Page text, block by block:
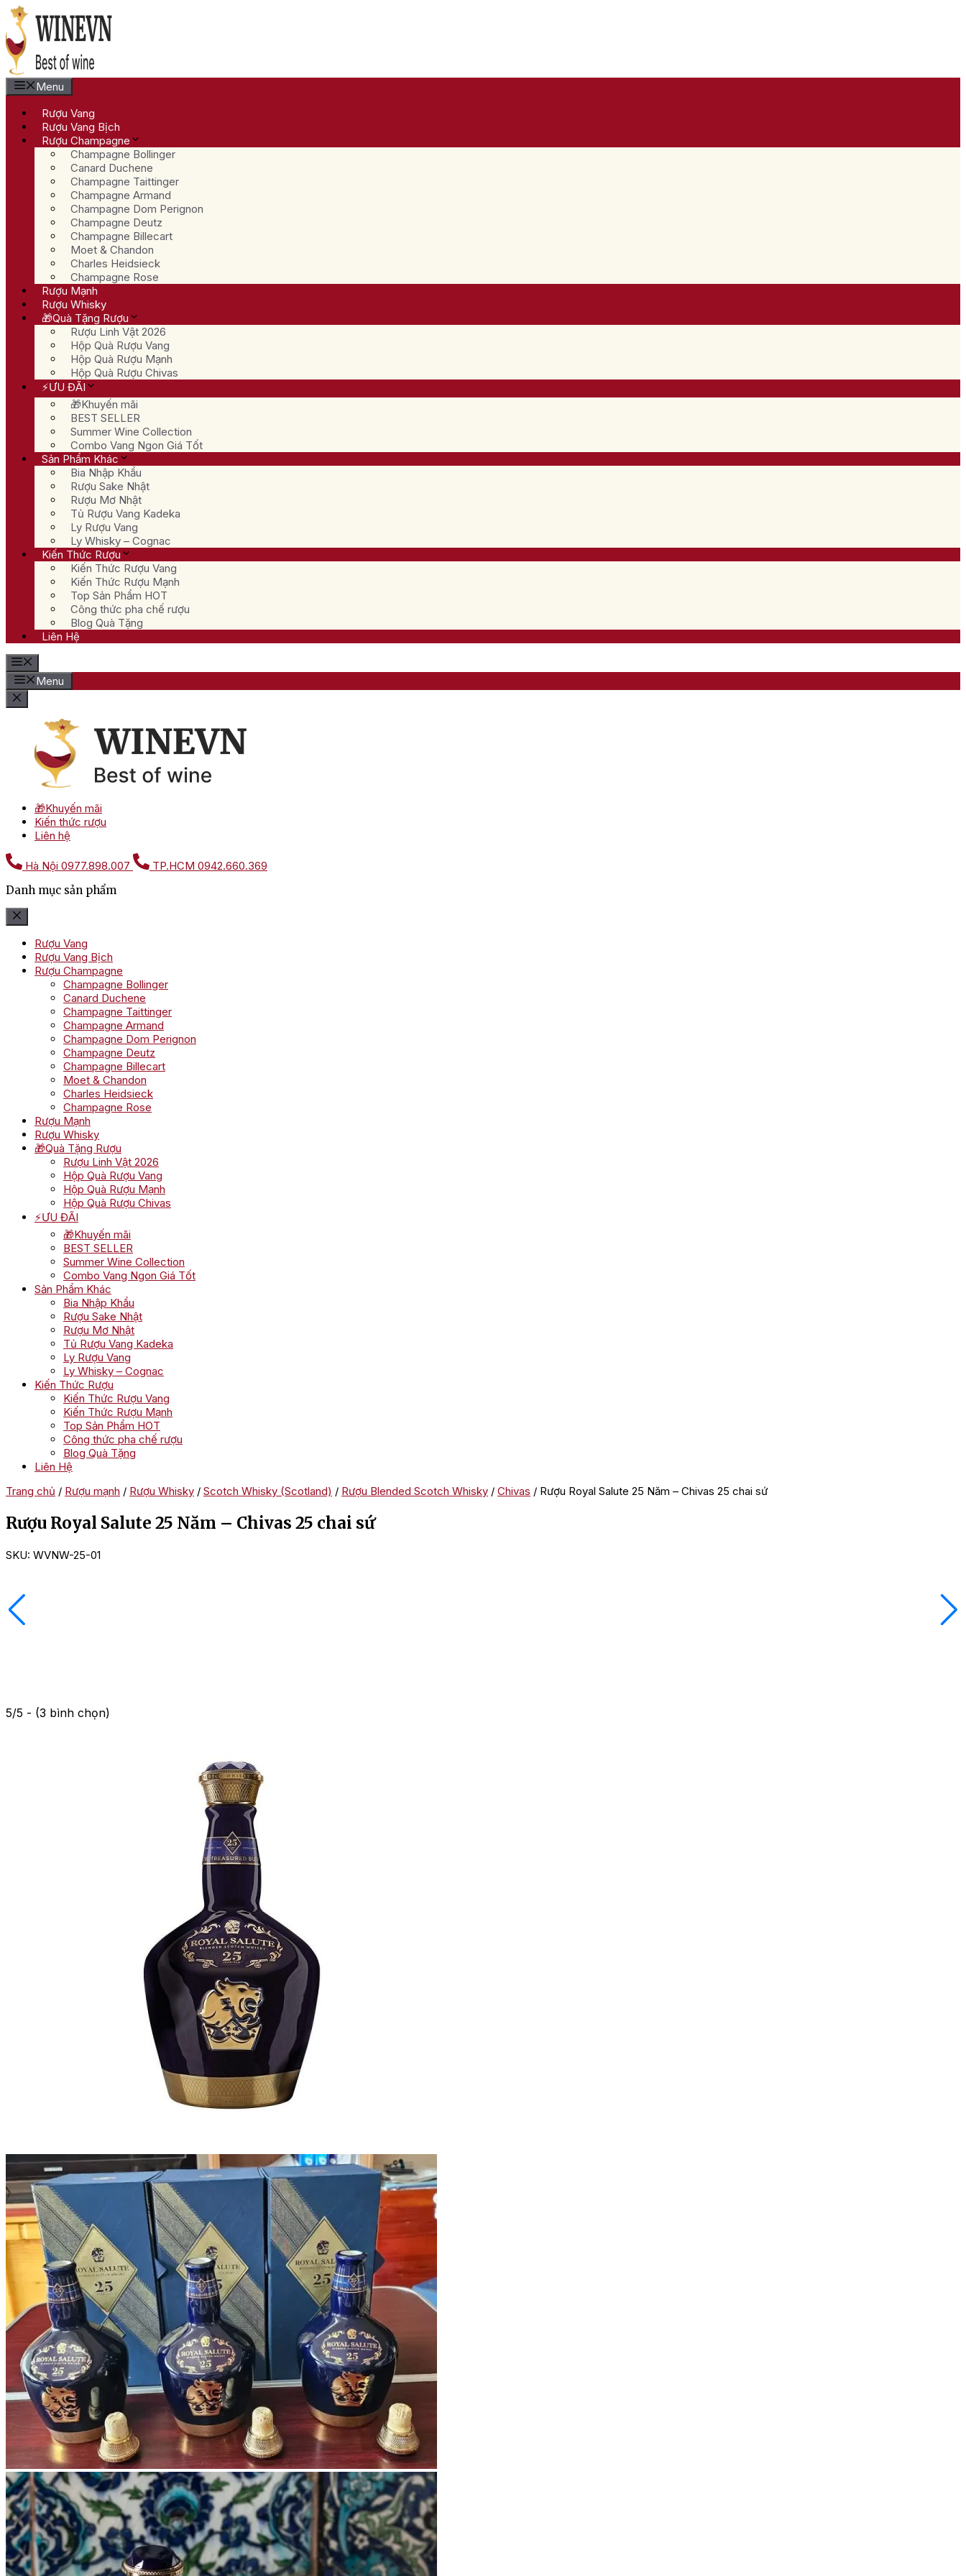
Chuyển
đến
nội
dung
Menu
Rượu Vang
Rượu Vang Bịch
Rượu Champagne
Champagne Bollinger
Canard Duchene
Champagne Taittinger
Champagne Armand
Champagne Dom Perignon
Champagne Deutz
Champagne Billecart
Moet & Chandon
Charles Heidsieck
Champagne Rose
Rượu Mạnh
Rượu Whisky
🎁Quà Tặng Rượu
Rượu Linh Vật 2026
Hộp Quà Rượu Vang
Hộp Quà Rượu Mạnh
Hộp Quà Rượu Chivas
⚡ƯU ĐÃI
🎁Khuyến mãi
BEST SELLER
Summer Wine Collection
Combo Vang Ngon Giá Tốt
Sản Phẩm Khác
Bia Nhập Khẩu
Rượu Sake Nhật
Rượu Mơ Nhật
Tủ Rượu Vang Kadeka
Ly Rượu Vang
Ly Whisky – Cognac
Kiến Thức Rượu
Kiến Thức Rượu Vang
Kiến Thức Rượu Mạnh
Top Sản Phẩm HOT
Công thức pha chế rượu
Blog Quà Tặng
Liên Hệ
Menu
🎁Khuyến mãi
Kiến thức rượu
Liên hệ
Hà Nội 0977.898.007 TP.HCM 0942.660.369
Danh mục sản phẩm
Rượu Vang
Rượu Vang Bịch
Rượu Champagne
Champagne Bollinger
Canard Duchene
Champagne Taittinger
Champagne Armand
Champagne Dom Perignon
Champagne Deutz
Champagne Billecart
Moet & Chandon
Charles Heidsieck
Champagne Rose
Rượu Mạnh
Rượu Whisky
🎁Quà Tặng Rượu
Rượu Linh Vật 2026
Hộp Quà Rượu Vang
Hộp Quà Rượu Mạnh
Hộp Quà Rượu Chivas
⚡ƯU ĐÃI
🎁Khuyến mãi
BEST SELLER
Summer Wine Collection
Combo Vang Ngon Giá Tốt
Sản Phẩm Khác
Bia Nhập Khẩu
Rượu Sake Nhật
Rượu Mơ Nhật
Tủ Rượu Vang Kadeka
Ly Rượu Vang
Ly Whisky – Cognac
Kiến Thức Rượu
Kiến Thức Rượu Vang
Kiến Thức Rượu Mạnh
Top Sản Phẩm HOT
Công thức pha chế rượu
Blog Quà Tặng
Liên Hệ
Trang chủ / Rượu mạnh / Rượu Whisky / Scotch Whisky (Scotland) / Rượu Blended Scotch Whisky / Chivas / Rượu Royal Salute 25 Năm – Chivas 25 chai sứ
Rượu Royal Salute 25 Năm – Chivas 25 chai sứ
SKU: WVNW-25-01
5/5 - (3 bình chọn)